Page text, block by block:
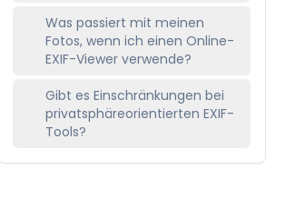
Was passiert mit meinen
Fotos, wenn ich einen Online-
EXIF-Viewer verwende?
Gibt es Einschränkungen bei
privatsphäreorientierten EXIF-
Tools?